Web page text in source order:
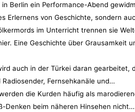
Berlin ein Performance-Abend
Erlernens von Geschichte, sondern
im Unterricht trennen sie
Eine Geschichte über Grausamkeit
auch in der Türkei daran gearbeitet,
Fernsehkanäle und…
die Kurden häufig als
Denken beim näheren Hinsehen